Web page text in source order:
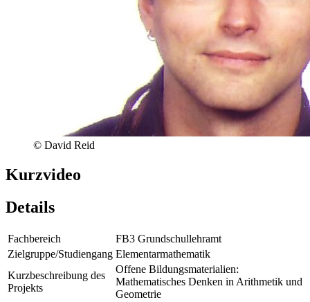
© David Reid
Kurzvideo
Details
Fachbereich
FB3 Grundschullehramt
Zielgruppe/Studiengang Elementarmathematik
Kurzbeschreibung des
Projekts
Offene Bildungsmaterialien:
Mathematisches Denken in Arithmetik und
Geometrie